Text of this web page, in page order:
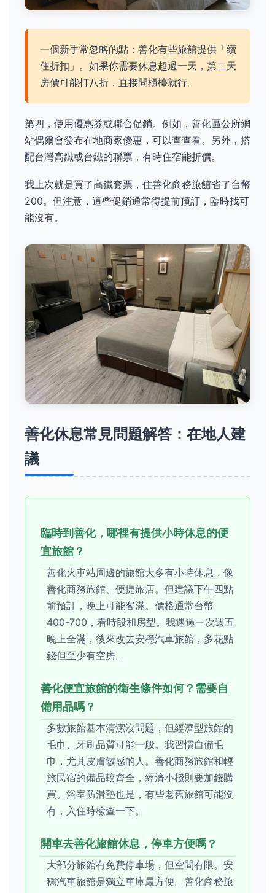
一個新手常忽略的點：善化有些旅館提供「續
住折扣」。如果你需要休息超過一天，第二天
房價可能打八折，直接問櫃檯就行。
第四，使用優惠券或聯合促銷。例如，善化區公所網
站偶爾會發布在地商家優惠，可以查查看。另外，搭
配台灣高鐵或台鐵的聯票，有時住宿能折價。
我上次就是買了高鐵套票，住善化商務旅館省了台幣
200。但注意，這些促銷通常得提前預訂，臨時找可
能沒有。
善化休息常見問題解答：在地人建
議
臨時到善化，哪裡有提供小時休息的便
宜旅館？
善化火車站周邊的旅館大多有小時休息，像
善化商務旅館、便捷旅店。但建議下午四點
前預訂，晚上可能客滿。價格通常台幣
400-700，看時段和房型。我遇過一次週五
晚上全滿，後來改去安穩汽車旅館，多花點
錢但至少有空房。
善化便宜旅館的衛生條件如何？需要自
備用品嗎？
多數旅館基本清潔沒問題，但經濟型旅館的
毛巾、牙刷品質可能一般。我習慣自備毛
巾，尤其皮膚敏感的人。善化商務旅館和輕
旅民宿的備品較齊全，經濟小棧則要加錢購
買。浴室防滑墊也是，有些老舊旅館可能沒
有，入住時檢查一下。
開車去善化旅館休息，停車方便嗎？
大部分旅館有免費停車場，但空間有限。安
穩汽車旅館是獨立車庫最方便。善化商務旅